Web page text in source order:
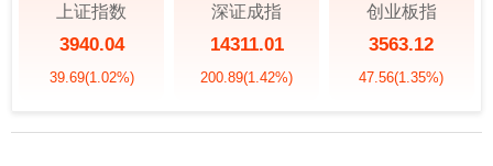
上证指数
3940.04
39.69(1.02%)
深证成指
14311.01
200.89(1.42%)
创业板指
3563.12
47.56(1.35%)